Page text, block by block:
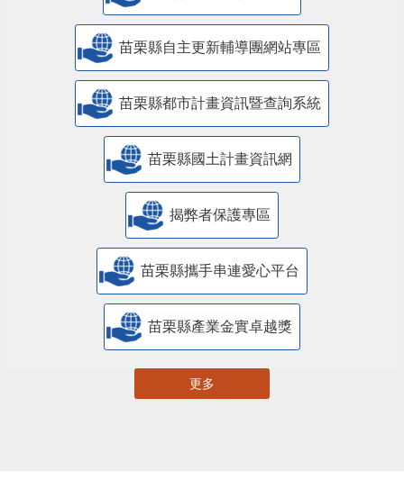
苗栗縣自主更新輔導團網站專區
苗栗縣都市計畫資訊暨查詢系統
苗栗縣國土計畫資訊網
揭弊者保護專區
苗栗縣攜手串連愛心平台
苗栗縣產業金實卓越獎
更多